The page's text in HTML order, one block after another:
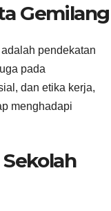
Gemilang
pendekatan
pada
dan etika kerja,
menghadapi